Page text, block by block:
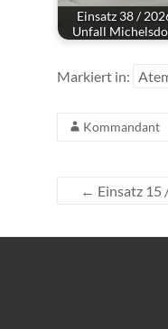
Einsatz 38 /
Unfall
Markiert in:
Kommandant
← Einsatz 15